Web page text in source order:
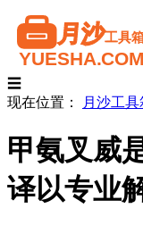
☰
现在位置：
月沙工具
甲氨叉威
译以专业